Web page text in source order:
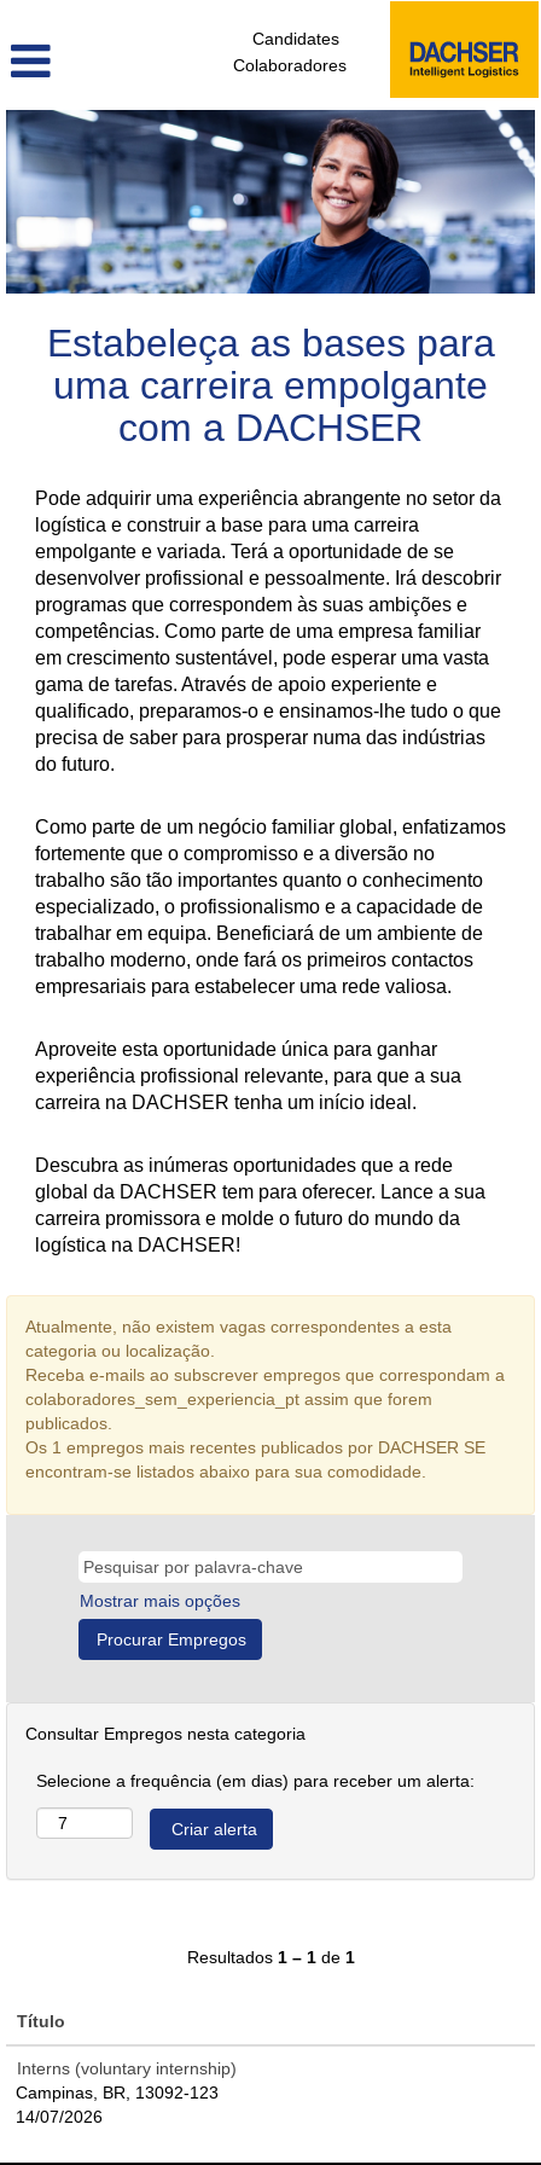
Candidates
Colaboradores
colaboradores_sem_experiencia_pt
Estabeleça as bases para
uma carreira empolgante
com a DACHSER
Pode adquirir uma experiência abrangente no setor da
logística e construir a base para uma carreira
empolgante e variada. Terá a oportunidade de se
desenvolver profissional e pessoalmente. Irá descobrir
programas que correspondem às suas ambições e
competências. Como parte de uma empresa familiar
em crescimento sustentável, pode esperar uma vasta
gama de tarefas. Através de apoio experiente e
qualificado, preparamos-o e ensinamos-lhe tudo o que
precisa de saber para prosperar numa das indústrias
do futuro.
Como parte de um negócio familiar global, enfatizamos
fortemente que o compromisso e a diversão no
trabalho são tão importantes quanto o conhecimento
especializado, o profissionalismo e a capacidade de
trabalhar em equipa. Beneficiará de um ambiente de
trabalho moderno, onde fará os primeiros contactos
empresariais para estabelecer uma rede valiosa.
Aproveite esta oportunidade única para ganhar
experiência profissional relevante, para que a sua
carreira na DACHSER tenha um início ideal.
Descubra as inúmeras oportunidades que a rede
global da DACHSER tem para oferecer. Lance a sua
carreira promissora e molde o futuro do mundo da
logística na DACHSER!
Atualmente, não existem vagas correspondentes a esta
categoria ou localização.
Receba e-mails ao subscrever empregos que correspondam a
colaboradores_sem_experiencia_pt assim que forem
publicados.
Os 1 empregos mais recentes publicados por DACHSER SE
encontram-se listados abaixo para sua comodidade.
Mostrar mais opções
Consultar Empregos nesta categoria
Selecione a frequência (em dias) para receber um alerta:
Resultados 1 – 1de 1
Título
Interns (voluntary internship)
Campinas, BR, 13092-123
14/07/2026